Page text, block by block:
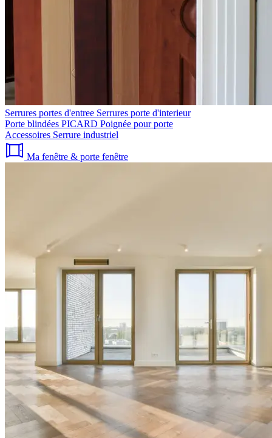
Serrures portes d'entree Serrures porte d'interieur
Porte blindées PICARD Poignée pour porte
Accessoires Serrure industriel
Ma fenêtre & porte fenêtre